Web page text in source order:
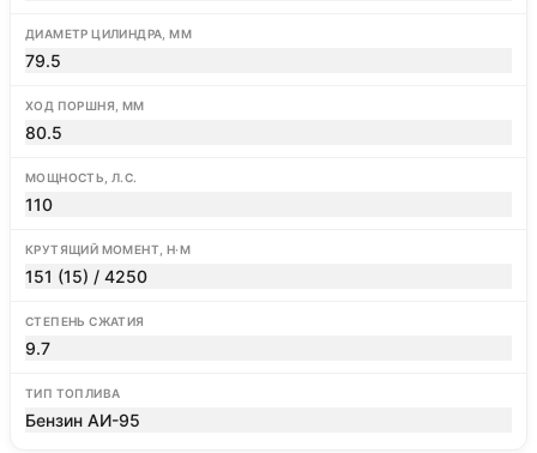
ДИАМЕТР ЦИЛИНДРА, ММ
79.5
ХОД ПОРШНЯ, ММ
80.5
МОЩНОСТЬ, Л.С.
110
КРУТЯЩИЙ МОМЕНТ, Н·М
151 (15) / 4250
СТЕПЕНЬ СЖАТИЯ
9.7
ТИП ТОПЛИВА
Бензин АИ-95